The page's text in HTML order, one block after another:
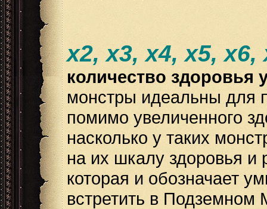
x2, x3, x4, x5, x6,
количество здоровья
монстры идеальны для
помимо увеличенного
насколько у таких
на их шкалу здоровья
которая и обозначает
встретить в Подземном